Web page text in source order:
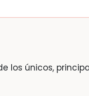
los únicos,